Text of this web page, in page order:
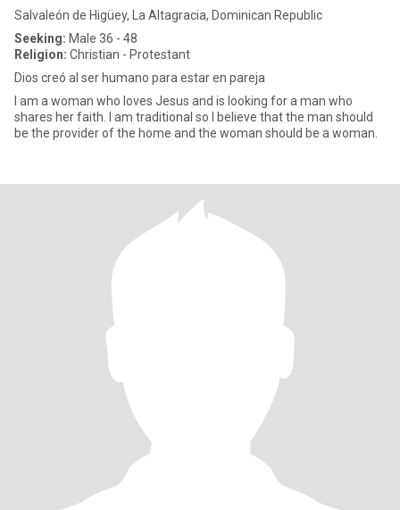
Salvaleón de Higüey, La Altagracia, Dominican Republic
Seeking: Male 36 - 48
Religion: Christian - Protestant
Dios creó al ser humano para estar en pareja
I am a woman who loves Jesus and is looking for a man who
shares her faith. I am traditional so I believe that the man should
be the provider of the home and the woman should be a woman.